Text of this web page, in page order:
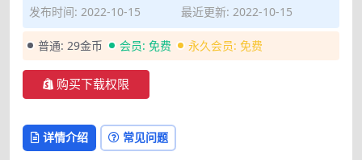
发布时间: 2022-10-15
最近更新: 2022-10-15
普通: 29金币 会员: 免费 永久会员: 免费
购买下载权限
详情介绍 常见问题